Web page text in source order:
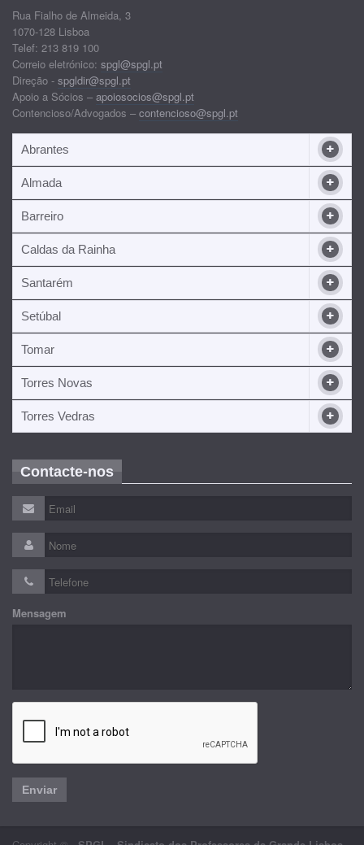
Rua Fialho de Almeida, 3
1070-128 Lisboa
Telef: 213 819 100
Correio eletrónico: spgl@spgl.pt
Direção - spgldir@spgl.pt
Apoio a Sócios – apoiosocios@spgl.pt
Contencioso/Advogados – contencioso@spgl.pt
Abrantes
Almada
Barreiro
Caldas da Rainha
Santarém
Setúbal
Tomar
Torres Novas
Torres Vedras
Contacte-nos
Mensagem
Enviar